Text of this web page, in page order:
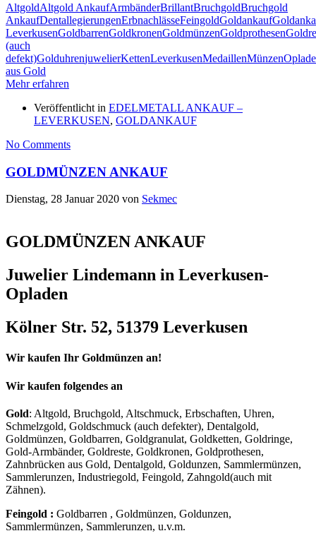
AltgoldAltgold AnkaufArmbänderBrillantBruchgoldBruchgold
AnkaufDentallegierungenErbnachlässeFeingoldGoldankauf
LeverkusenGoldbarrenGoldkronenGoldmünzenGoldprothesen
(auch
defekt)GolduhrenjuwelierKettenLeverkusenMedaillenMünzen
aus Gold
Mehr erfahren
Veröffentlicht in EDELMETALL ANKAUF –
LEVERKUSEN, GOLDANKAUF
No Comments
GOLDMÜNZEN ANKAUF
Dienstag, 28 Januar 2020 von Sekmec
GOLDMÜNZEN ANKAUF
Juwelier Lindemann in Leverkusen-
Opladen
Kölner Str. 52, 51379 Leverkusen
Wir kaufen Ihr Goldmünzen an!
Wir kaufen folgendes an
Gold: Altgold, Bruchgold, Altschmuck, Erbschaften, Uhren,
Schmelzgold, Goldschmuck (auch defekter), Dentalgold,
Goldmünzen, Goldbarren, Goldgranulat, Goldketten, Goldringe,
Gold-Armbänder, Goldreste, Goldkronen, Goldprothesen,
Zahnbrücken aus Gold, Dentalgold, Goldunzen, Sammlermünzen,
Sammlerunzen, Industriegold, Feingold, Zahngold(auch mit
Zähnen).
Feingold : Goldbarren , Goldmünzen, Goldunzen,
Sammlermünzen, Sammlerunzen, u.v.m.